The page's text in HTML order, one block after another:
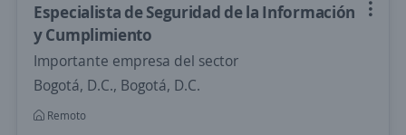
Especialista de Seguridad de la Información
y Cumplimiento
Importante empresa del sector
Bogotá, D.C., Bogotá, D.C.
Remoto